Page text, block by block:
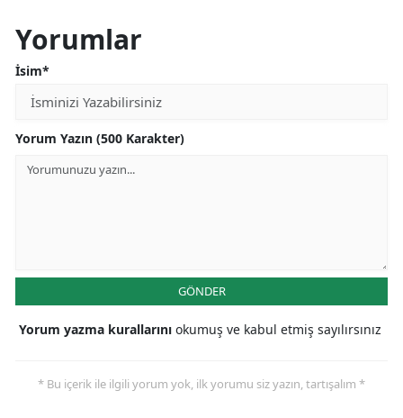
Yorumlar
İsim*
Yorum Yazın (500 Karakter)
GÖNDER
Yorum yazma kurallarını okumuş ve kabul etmiş sayılırsınız
* Bu içerik ile ilgili yorum yok, ilk yorumu siz yazın, tartışalım *